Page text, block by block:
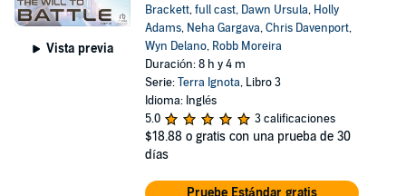
Vista previa
Brackett,full cast, Dawn Ursula, Holly
Adams, Neha Gargava,Chris Davenport,
Wyn Delano, Robb Moreira
Duración: 8 h y 4 m
Serie:Terra Ignota, Libro 3
Idioma: Inglés
5.0
3 calificaciones
$18.88 o gratis con una prueba de 30
días
Pruebe Estándar gratis